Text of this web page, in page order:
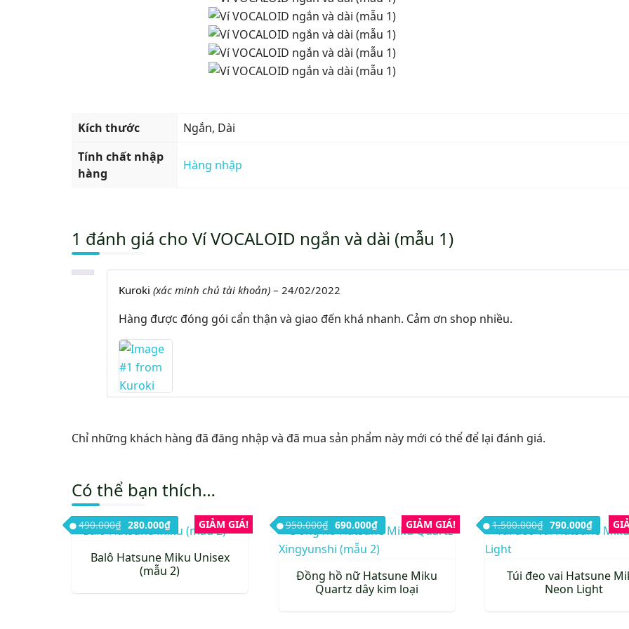
Kích thước
Ngắn, Dài
Tính chất nhập
hàng
Hàng nhập
1 đánh giá cho Ví VOCALOID ngắn và dài (mẫu 1)
Kuroki (xác minh chủ tài khoản) – 24/02/2022
Hàng được đóng gói cẩn thận và giao đến khá nhanh. Cảm ơn shop nhiều.
Chỉ những khách hàng đã đăng nhập và đã mua sản phẩm này mới có thể để lại đánh giá.
Có thể bạn thích…
GIẢM GIÁ!
Balô Hatsune Miku Unisex
(mẫu 2)
490.000₫ Giá gốc là: 490.000₫.
280.000₫Giá hiện tại là: 280.000₫. GIẢM GIÁ!
Đồng hồ nữ Hatsune Miku
Quartz dây kim loại
950.000₫ Giá gốc là: 950.000₫.
690.000₫Giá hiện tại là: 690.000₫.
Túi đeo vai Hatsune
Neon Light
1.500.000₫ Giá gốc là:
790.000₫Giá